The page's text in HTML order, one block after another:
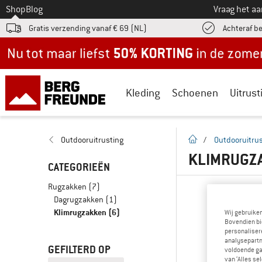
Naar
ShopBlog Vraag het
Gratis verzending vanaf € 69 (NL) Achteraf
Kleding Schoenen
Outdooruitrusting
CATEGORIEËN
Rugzakken (7)
Dagrugzakken (1)
Klimrugzakken (6)
GEFILTERD OP
Startpagina
/
Wij
Bovendien
voldoende
van ‘Alles